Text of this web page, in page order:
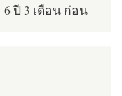
6 ปี 3 เดือน ก่อน